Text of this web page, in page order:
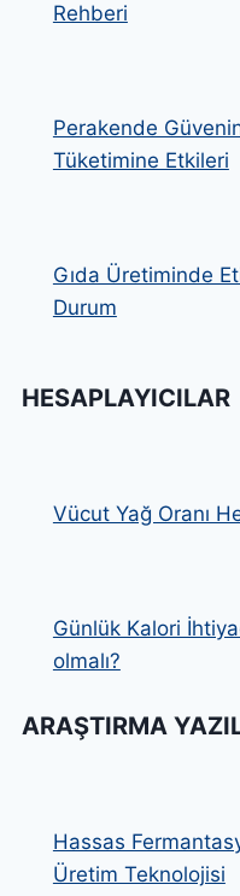
Rehberi
Perakende
Tüketimine Etkileri
Gıda Üretiminde
Durum
HESAPLAYICILAR
Vücut Yağ Oranı
Günlük Kalori
olmalı?
ARAŞTIRMA
Hassas
Üretim Teknolojisi